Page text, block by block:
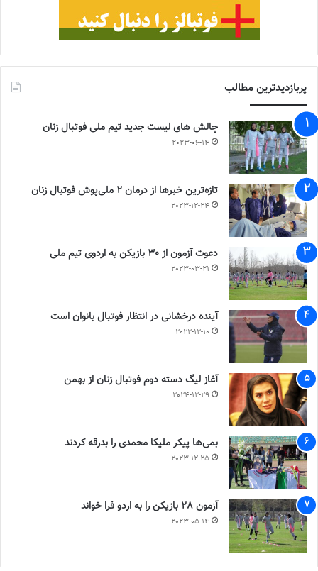
پربازدیدترین مطالب
چالش هاى ليست جدید تيم ملى فوتبال زنان
2023-06-14
تازه‌ترین خبرها از درمان ۲ ملی‌پوش فوتبال زنان
2023-12-24
دعوت آزمون از 30 بازیکن به اردوی تیم ملی
2023-03-21
آینده درخشانی در انتظار فوتبال بانوان است
2022-12-10
آغاز لیگ دسته دوم فوتبال زنان از بهمن
2024-12-29
بمی‌ها پیکر ملیکا محمدی را بدرقه کردند
2023-12-25
آزمون 28 بازیکن را به اردو فرا خواند
2023-05-14